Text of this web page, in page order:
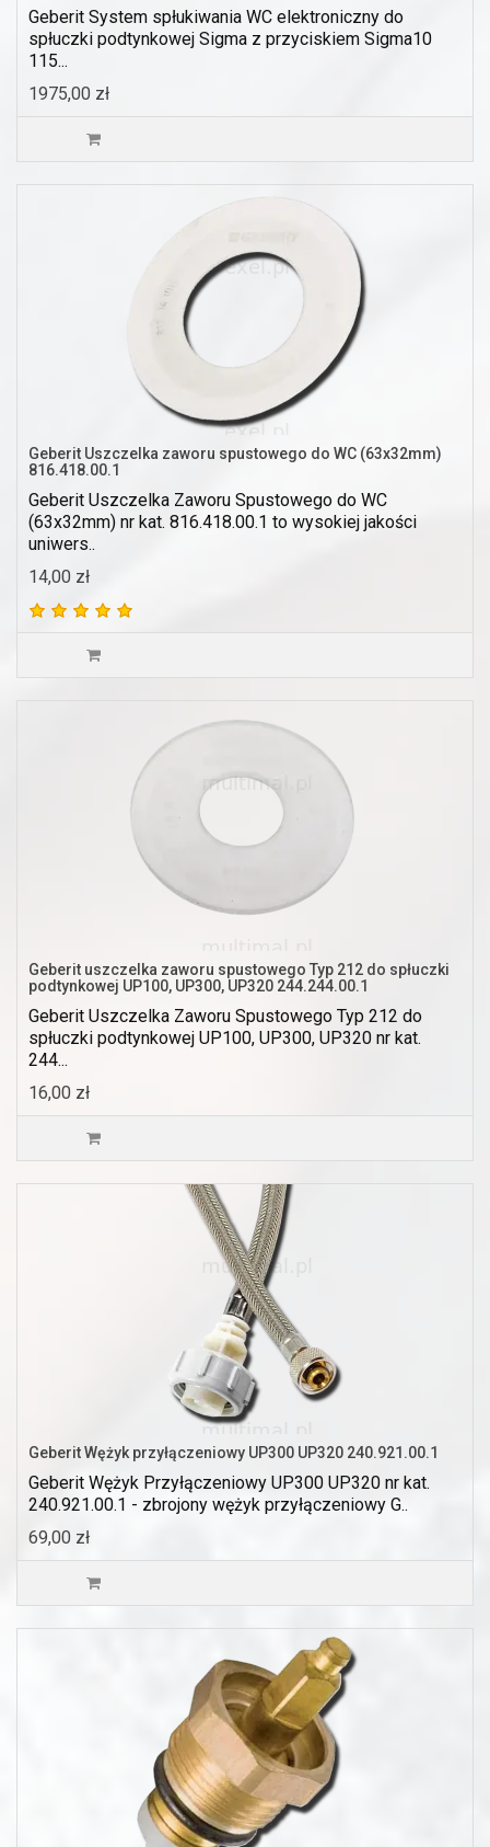
Geberit System spłukiwania WC elektroniczny do
spłuczki podtynkowej Sigma z przyciskiem Sigma10
115...
1975,00 zł
Geberit Uszczelka zaworu spustowego do WC (63x32mm)
816.418.00.1
Geberit Uszczelka Zaworu Spustowego do WC
(63x32mm) nr kat. 816.418.00.1 to wysokiej jakości
uniwers..
14,00 zł
Geberit uszczelka zaworu spustowego Typ 212 do spłuczki
podtynkowej UP100, UP300, UP320 244.244.00.1
Geberit Uszczelka Zaworu Spustowego Typ 212 do
spłuczki podtynkowej UP100, UP300, UP320 nr kat.
244...
16,00 zł
Geberit Wężyk przyłączeniowy UP300 UP320 240.921.00.1
Geberit Wężyk Przyłączeniowy UP300 UP320 nr kat.
240.921.00.1 - zbrojony wężyk przyłączeniowy G..
69,00 zł